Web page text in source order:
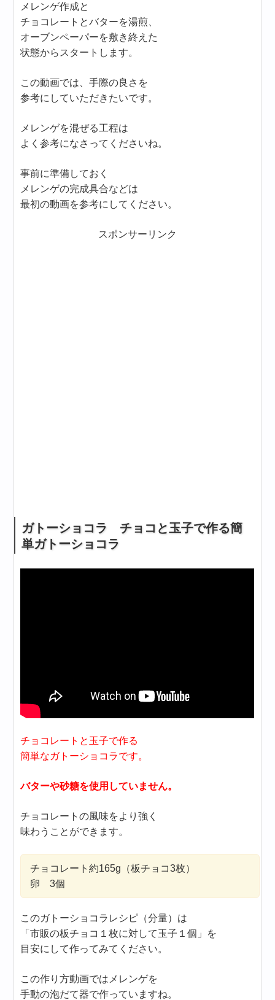
メレンゲ作成と
チョコレートとバターを湯煎、
オーブンペーパーを敷き終えた
状態からスタートします。
この動画では、手際の良さを
参考にしていただきたいです。
メレンゲを混ぜる工程は
よく参考になさってくださいね。
事前に準備しておく
メレンゲの完成具合などは
最初の動画を参考にしてください。
スポンサーリンク
ガトーショコラ チョコと玉子で作る簡
単ガトーショコラ
チョコレートと玉子で作る
簡単なガトーショコラです。
バターや砂糖を使用していません。
チョコレートの風味をより強く
味わうことができます。
チョコレート約165g（板チョコ3枚）
卵 3個
このガトーショコラレシピ（分量）は
「市販の板チョコ１枚に対して玉子１個」を
目安にして作ってみてください。
この作り方動画ではメレンゲを
手動の泡だて器で作っていますね。